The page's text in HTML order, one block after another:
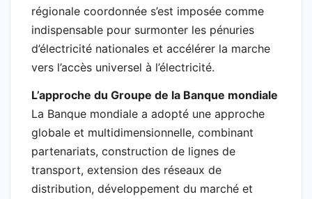
régionale coordonnée s’est imposée comme
indispensable pour surmonter les pénuries
d’électricité nationales et accélérer la marche
vers l’accès universel à l’électricité.
L’approche du Groupe de la Banque mondiale
La Banque mondiale a adopté une approche
globale et multidimensionnelle, combinant
partenariats, construction de lignes de
transport, extension des réseaux de
distribution, développement du marché et